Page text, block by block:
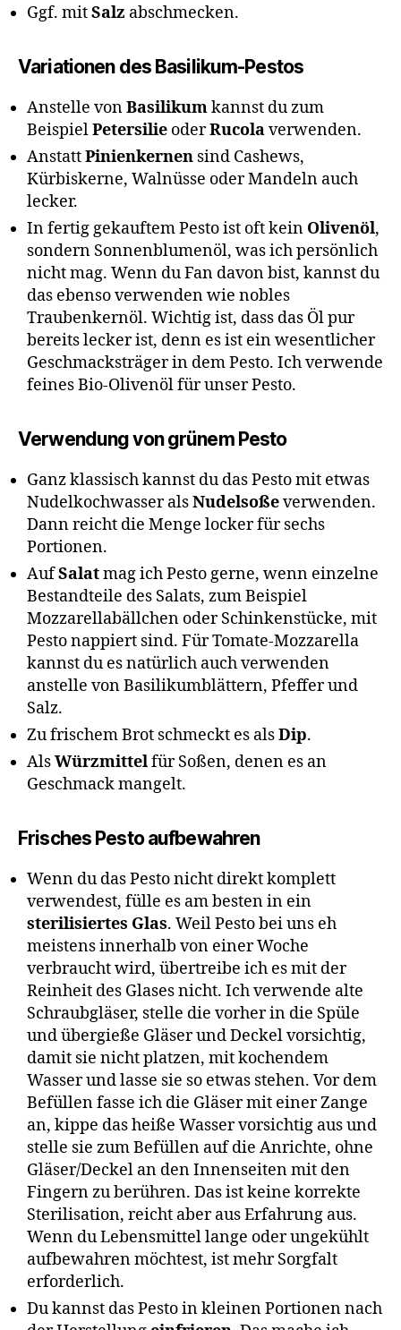
Ggf. mitSalz abschmecken.
Variationen des Basilikum-Pestos
Anstelle vonBasilikumkannst du zum
BeispielPetersilie oderRucolaverwenden.
AnstattPinienkernen sind Cashews,
Kürbiskerne, Walnüsse oder Mandeln auch
lecker.
In fertig gekauftem Pesto ist oft kein Olivenöl,
sondern Sonnenblumenöl, was ich persönlich
nicht mag. Wenn du Fan davon bist, kannst du
das ebenso verwenden wie nobles
Traubenkernöl. Wichtig ist, dass das Öl pur
bereits lecker ist, denn es ist ein wesentlicher
Geschmacksträger in dem Pesto. Ich verwende
feines Bio-Olivenöl für unser Pesto.
Verwendung von grünem Pesto
Ganz klassisch kannst du das Pesto mit etwas
Nudelkochwasser alsNudelsoßeverwenden.
Dann reicht die Menge locker für sechs
Portionen.
AufSalatmag ich Pesto gerne, wenn einzelne
Bestandteile des Salats, zum Beispiel
Mozzarellabällchen oder Schinkenstücke, mit
Pesto nappiert sind. Für Tomate-Mozzarella
kannst du es natürlich auch verwenden
anstelle von Basilikumblättern, Pfeffer und
Salz.
Zu frischem Brot schmeckt es alsDip.
AlsWürzmittelfür Soßen, denen es an
Geschmack mangelt.
Frisches Pesto aufbewahren
Wenn du das Pesto nicht direkt komplett
verwendest, fülle es am besten in ein
sterilisiertes Glas. Weil Pesto bei uns eh
meistens innerhalb von einer Woche
verbraucht wird, übertreibe ich es mit der
Reinheit des Glases nicht. Ich verwende alte
Schraubgläser, stelle die vorher in die Spüle
und übergieße Gläser und Deckel vorsichtig,
damit sie nicht platzen, mit kochendem
Wasser und lasse sie so etwas stehen. Vor dem
Befüllen fasse ich die Gläser mit einer Zange
an, kippe das heiße Wasser vorsichtig aus und
stelle sie zum Befüllen auf die Anrichte, ohne
Gläser/Deckel an den Innenseiten mit den
Fingern zu berühren. Das ist keine korrekte
Sterilisation, reicht aber aus Erfahrung aus.
Wenn du Lebensmittel lange oder ungekühlt
aufbewahren möchtest, ist mehr Sorgfalt
erforderlich.
Du kannst das Pesto in kleinen Portionen nach